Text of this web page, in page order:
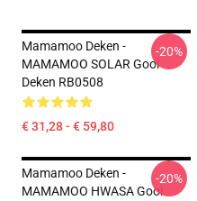
Mamamoo Deken -
MAMAMOO SOLAR Gooi
Deken RB0508
€ 31,28 - € 59,80
-20%
Mamamoo Deken -
MAMAMOO HWASA Gooi
-20%